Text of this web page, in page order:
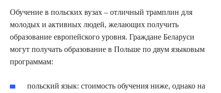
Обучение в польских вузах – отличный трамплин для
молодых и активных людей, желающих получить
образование европейского уровня. Граждане Беларуси
могут получать образование в Польше по двум языковым
программам:
польский язык: стоимость обучения ниже, однако на